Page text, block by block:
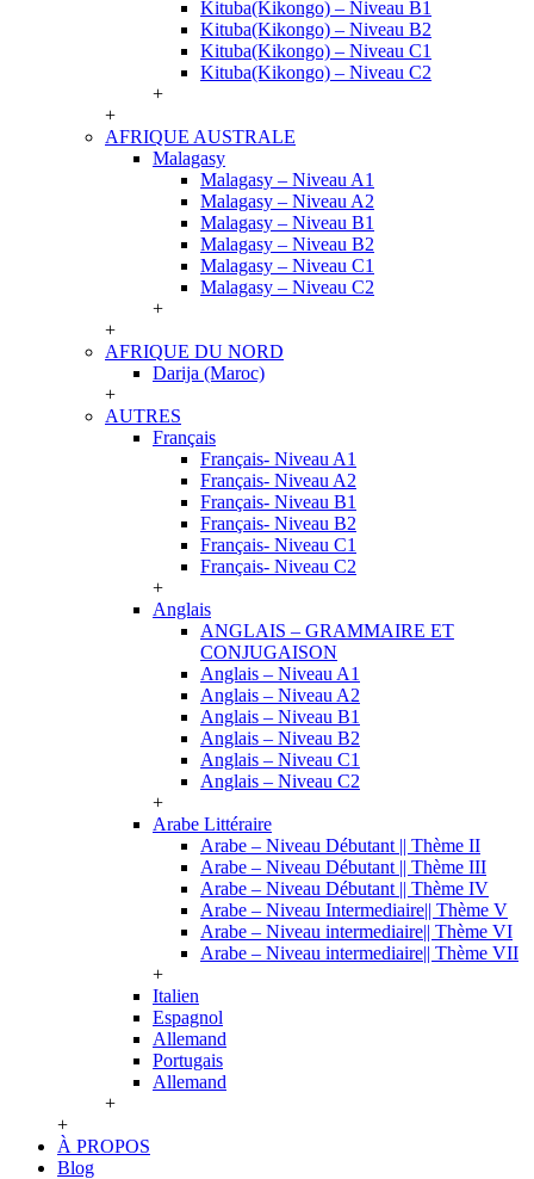
Kituba(Kikongo) – Niveau B1
Kituba(Kikongo) – Niveau B2
Kituba(Kikongo) – Niveau C1
Kituba(Kikongo) – Niveau C2
+
+
AFRIQUE AUSTRALE
Malagasy
Malagasy – Niveau A1
Malagasy – Niveau A2
Malagasy – Niveau B1
Malagasy – Niveau B2
Malagasy – Niveau C1
Malagasy – Niveau C2
+
+
AFRIQUE DU NORD
Darija (Maroc)
+
AUTRES
Français
Français- Niveau A1
Français- Niveau A2
Français- Niveau B1
Français- Niveau B2
Français- Niveau C1
Français- Niveau C2
+
Anglais
ANGLAIS – GRAMMAIRE ET
CONJUGAISON
Anglais – Niveau A1
Anglais – Niveau A2
Anglais – Niveau B1
Anglais – Niveau B2
Anglais – Niveau C1
Anglais – Niveau C2
+
Arabe Littéraire
Arabe – Niveau Débutant || Thème II
Arabe – Niveau Débutant || Thème III
Arabe – Niveau Débutant || Thème IV
Arabe – Niveau Intermediaire|| Thème V
Arabe – Niveau intermediaire|| Thème VI
Arabe – Niveau intermediaire|| Thème VII
+
Italien
Espagnol
Allemand
Portugais
Allemand
+
+
À PROPOS
Blog